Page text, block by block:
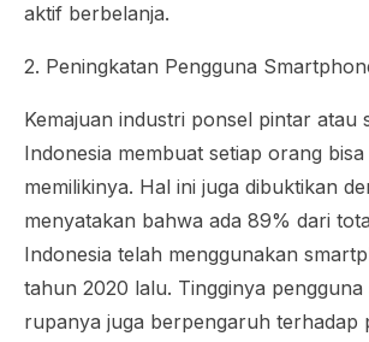
aktif berbelanja.
2. Peningkatan Pengguna
Kemajuan industri ponsel pintar atau
Indonesia membuat setiap orang
memilikinya. Hal ini juga dibuktikan
menyatakan bahwa ada 89% dari
Indonesia telah menggunakan
tahun 2020 lalu. Tingginya
rupanya juga berpengaruh terhadap